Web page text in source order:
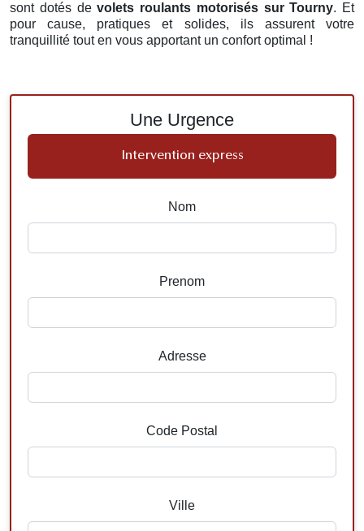
sont dotés devolets roulants motorisés sur Tourny. Et
pour cause, pratiques et solides, ils assurent votre
tranquillité tout en vous apportant un confort optimal !
Une Urgence
Intervention express
Nom
Prenom
Adresse
Code Postal
Ville